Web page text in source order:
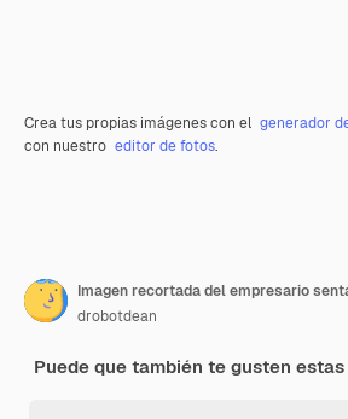
Crea tus propias imágenes con el generador
con nuestro editor de fotos.
drobotdean
Puede que también te gusten